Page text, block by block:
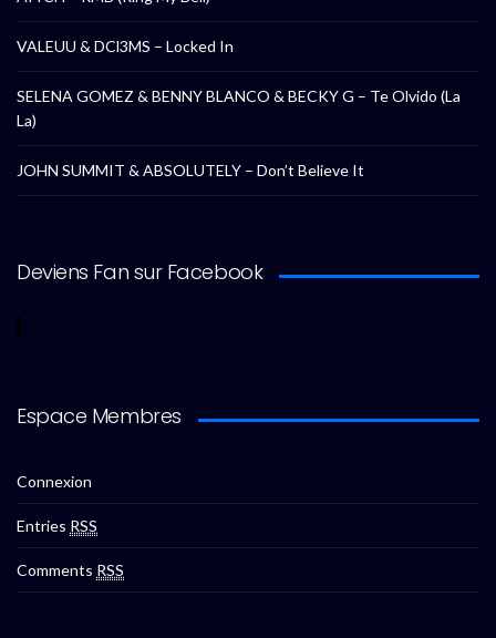
VALEUU & DCl3MS – Locked In
SELENA GOMEZ & BENNY BLANCO & BECKY G – Te Olvido (La
La)
JOHN SUMMIT & ABSOLUTELY – Don’t Believe It
Deviens Fan sur Facebook
Espace Membres
Connexion
Entries RSS
Comments RSS